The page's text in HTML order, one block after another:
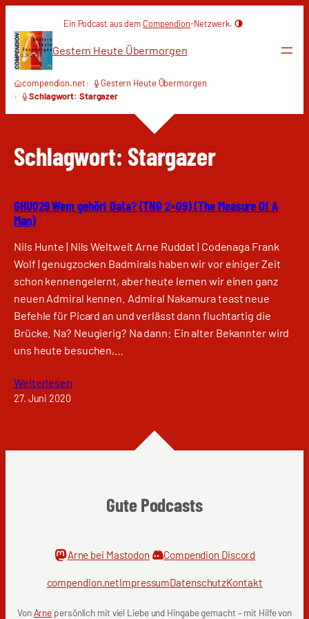
Inhalt
springen
Ein Podcast aus dem Compendion-Netzwerk.
Gestern Heute Übermorgen
compendion.net
Gestern Heute Übermorgen
Schlagwort: Stargazer
Schlagwort: Stargazer
GHU029 Wem gehört Data? (TNG 2×09) (The Measure Of A
Man)
Nils Hunte | Nils Weltweit Arne Ruddat | Codenaga Frank
Wolf | genugzocken Badmirals haben wir vor einiger Zeit
schon kennengelernt, aber heute lernen wir einen ganz
neuen Admiral kennen. Admiral Nakamura teast neue
Befehle für Picard an und verlässt dann fluchtartig die
Brücke. Na? Neugierig? Na dann: Ein alter Bekannter wird
uns heute besuchen,…
Weiterlesen
27. Juni 2020
Gute Podcasts
Arne bei Mastodon Compendion Discord
compendion.netImpressumDatenschutzKontakt
VonArne persönlich mit viel Liebe und Hingabe gemacht – mit Hilfe von